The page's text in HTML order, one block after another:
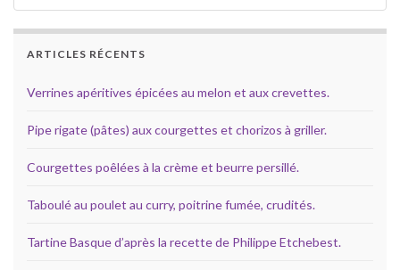
ARTICLES RÉCENTS
Verrines apéritives épicées au melon et aux crevettes.
Pipe rigate (pâtes) aux courgettes et chorizos à griller.
Courgettes poêlées à la crème et beurre persillé.
Taboulé au poulet au curry, poitrine fumée, crudités.
Tartine Basque d’après la recette de Philippe Etchebest.